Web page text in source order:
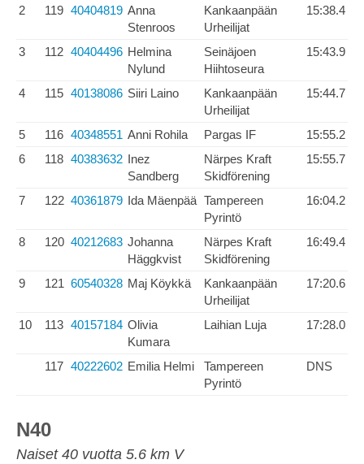
2 119 40404819 Anna
Stenroos
Kankaanpään
Urheilijat
15:38.4
3 112 40404496 Helmina
Nylund
Seinäjoen
Hiihtoseura
15:43.9
4 115 40138086 Siiri Laino
Kankaanpään
Urheilijat
15:44.7
5 116 40348551 Anni Rohila Pargas IF
15:55.2
6
118 40383632 Inez
Sandberg
Närpes Kraft
Skidförening
15:55.7
7 122 40361879 Ida Mäenpää Tampereen
Pyrintö
16:04.2
8 120 40212683 Johanna
Häggkvist
Närpes Kraft
Skidförening
16:49.4
9 121 60540328 Maj Köykkä
Kankaanpään
Urheilijat
17:20.6
10 113 40157184 Olivia
Kumara
Laihian Luja 17:28.0
117 40222602 Emilia Helmi
Tampereen
Pyrintö
DNS
N40
Naiset 40 vuotta 5.6 km V